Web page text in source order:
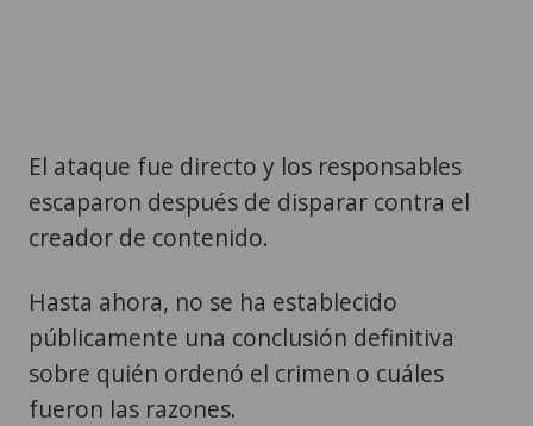
El ataque fue directo y los responsables
escaparon después de disparar contra el
creador de contenido.
Hasta ahora, no se ha establecido
públicamente una conclusión definitiva
sobre quién ordenó el crimen o cuáles
fueron las razones.